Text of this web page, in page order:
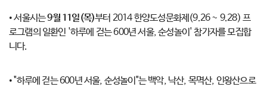
• 서울시는9월 11일(목)부터 2014 한양도성문화제(9.26 ~ 9.28) 프
로그램의 일환인 '하루에 걷는 600년 서울, 순성놀이' 참가자를 모집합
니다.
• "하루에 걷는 600년 서울, 순성놀이"는 백악, 낙산, 목멱산, 인왕산으로